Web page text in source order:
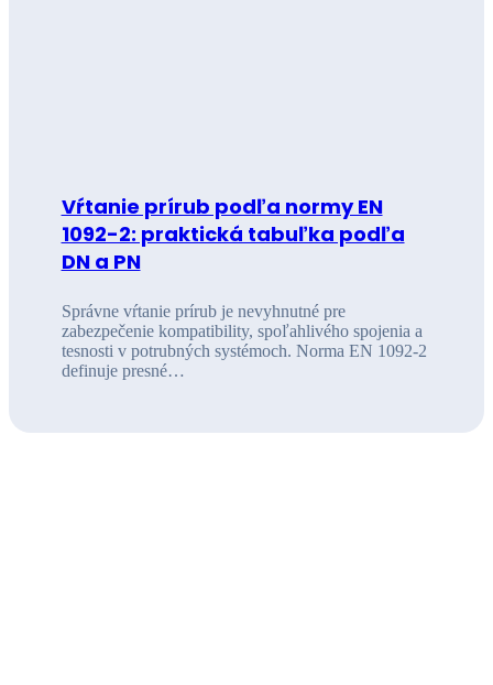
Vŕtanie prírub podľa normy EN
1092-2: praktická tabuľka podľa
DN a PN
Správne vŕtanie prírub je nevyhnutné pre
zabezpečenie kompatibility, spoľahlivého spojenia a
tesnosti v potrubných systémoch. Norma EN 1092-2
definuje presné…